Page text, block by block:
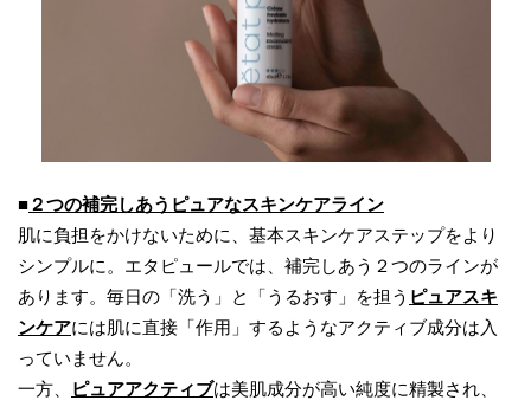
■ ２つの補完しあうピュアなスキンケアライン
肌に負担をかけないために、基本スキンケアステップをより
シンプルに。エタピュールでは、補完しあう２つのラインが
あります。毎日の「洗う」と「うるおす」を担う ピュアスキ
ンケアには肌に直接「作用」するようなアクティブ成分は入
っていません。
一方、
ピュアアクティブは美肌成分が高い純度に精製され、